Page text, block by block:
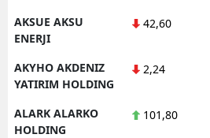
AKSUE AKSU
ENERJI
42,60
AKYHO AKDENIZ
YATIRIM HOLDING
2,24
ALARK ALARKO
HOLDING
101,80